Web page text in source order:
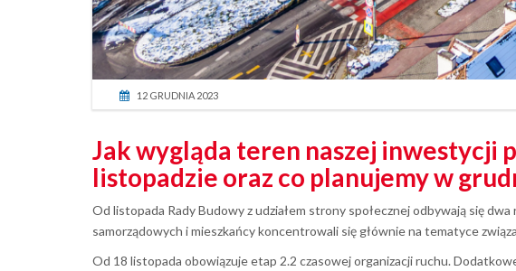
12 GRUDNIA 2023
Jak wygląda teren naszej inwestycji
listopadzie oraz co planujemy w
Od listopada Rady Budowy z udziałem strony społecznej odbywają się
samorządowych i mieszkańcy koncentrowali się głównie na tematyce
Od 18 listopada obowiązuje etap 2.2 czasowej organizacji ruchu.